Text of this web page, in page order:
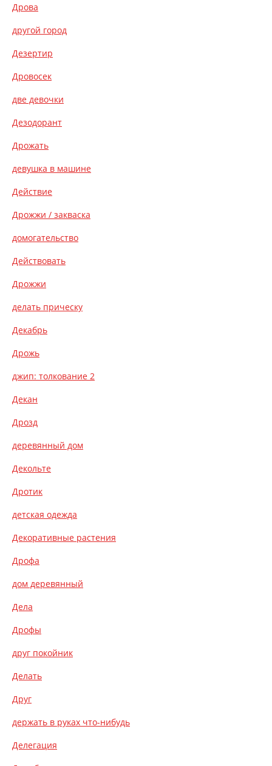
Дрова
другой город
Дезертир
Дровосек
две девочки
Дезодорант
Дрожать
девушка в машине
Действие
Дрожжи / закваска
домогательство
Действовать
Дрожжи
делать прическу
Декабрь
Дрожь
джип: толкование 2
Декан
Дрозд
деревянный дом
Декольте
Дротик
детская одежда
Декоративные растения
Дрофа
дом деревянный
Дела
Дрофы
друг покойник
Делать
Друг
держать в руках что-нибудь
Делегация